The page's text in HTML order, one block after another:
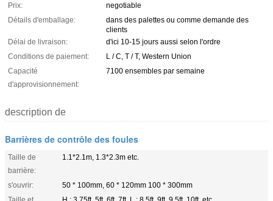
Prix:
negotiable
Détails d'emballage:
dans des palettes ou comme demande des
clients
Délai de livraison:
d'ici 10-15 jours aussi selon l'ordre
Conditions de paiement:
L / C, T / T, Western Union
Capacité
d'approvisionnement:
7100 ensembles par semaine
description de
Barrières de contrôle des foules
Taille de
barrière:
1.1*2.1m, 1.3*2.3m etc.
s'ouvrir:
50 * 100mm, 60 * 120mm 100 * 300mm